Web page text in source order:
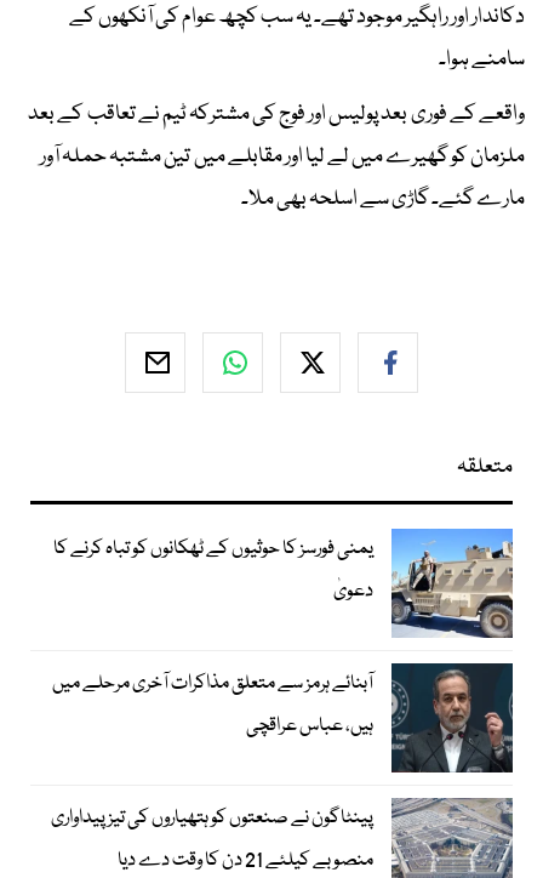
دکاندار اور راہگیر موجود تھے۔ یہ سب کچھ عوام کی آنکھوں کے
سامنے ہوا۔
واقعے کے فوری بعد پولیس اور فوج کی مشترکہ ٹیم نے تعاقب کے بعد
ملزمان کو گھیرے میں لے لیا اور مقابلے میں تین مشتبہ حملہ آور
مارے گئے۔ گاڑی سے اسلحہ بھی ملا۔
متعلقہ
یمنی فورسز کا حوثیوں کے ٹھکانوں کو تباہ کرنے کا
دعویٰ
آبنائے ہرمز سے متعلق مذاکرات آخری مرحلے میں
ہیں، عباس عراقچی
پینٹاگون نے صنعتوں کو ہتھیاروں کی تیز پیداواری
منصوبے کیلئے 21 دن کا وقت دے دیا